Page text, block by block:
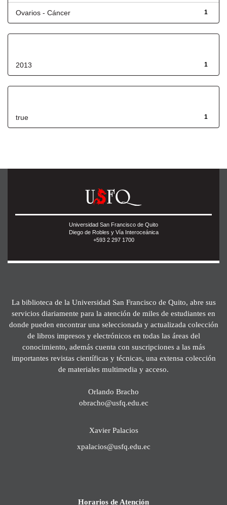
1
Ovarios - Cáncer
1
2013
1
true
Universidad San Francisco de Quito
Diego de Robles y Vía Interoceánica
+593 2 297 1700
La biblioteca de la Universidad San Francisco de Quito, abre sus
servicios diariamente para la atención de miles de estudiantes en
donde pueden encontrar una seleccionada y actualizada colección
de libros impresos y electrónicos en todas las áreas del
conocimiento, además cuenta con suscripciones a las más
importantes revistas científicas y técnicas, una extensa colección
de materiales multimedia y acceso.
Orlando Bracho
obracho@usfq.edu.ec
Xavier Palacios
xpalacios@usfq.edu.ec
Horarios de Atención